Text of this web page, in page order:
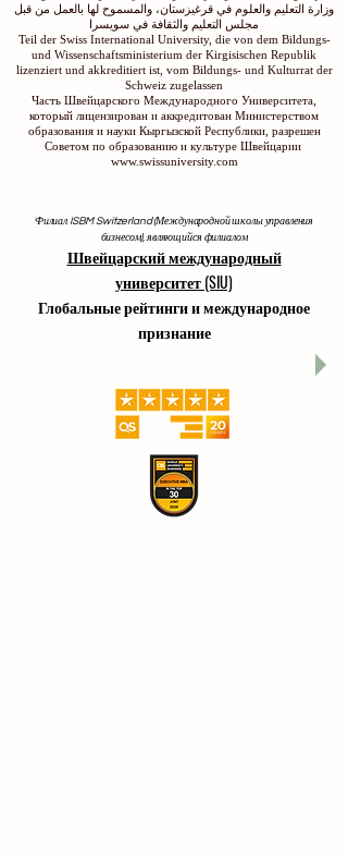
وزارة التعليم والعلوم في قرغيزستان، والمسموح لها بالعمل من قبل
مجلس التعليم والثقافة في سويسرا
Teil der Swiss International University, die von dem Bildungs-
und Wissenschaftsministerium der Kirgisischen Republik
lizenziert und akkreditiert ist, vom Bildungs- und Kulturrat der
Schweiz zugelassen
Часть Швейцарского Международного Университета,
который лицензирован и аккредитован Министерством
образования и науки Кыргызской Республики, разрешен
Советом по образованию и культуре Швейцарии
www.swissuniversity.com
Филиал ISBM Switzerland (Международной школы управления
бизнесом), являющийся филиалом
Швейцарский международный
университет (SIU)
Глобальные рейтинги и международное
признание